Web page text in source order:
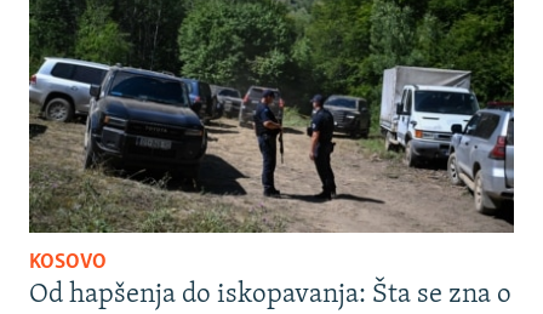
KOSOVO
Od hapšenja do iskopavanja: Šta se zna o